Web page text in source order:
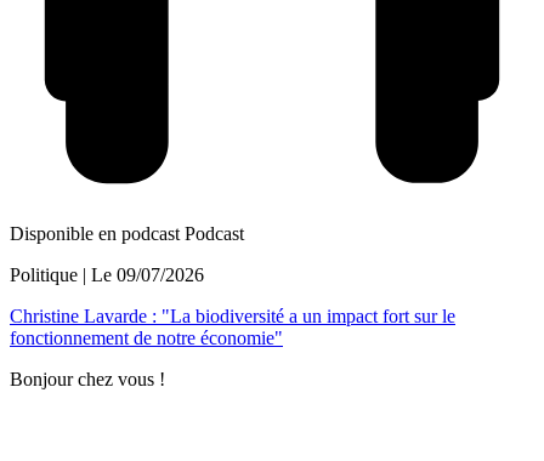
Disponible en podcast Podcast
Politique | Le 09/07/2026
Christine Lavarde : "La biodiversité a un impact fort sur le
fonctionnement de notre économie"
Bonjour chez vous !